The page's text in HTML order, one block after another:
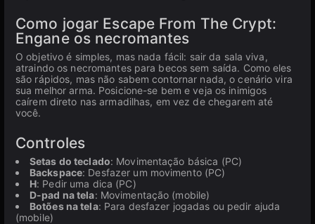
Como jogar Escape From The Crypt:
Engane os necromantes
O objetivo é simples, mas nada fácil: sair da sala viva,
atraindo os necromantes para becos sem saída. Como eles
são rápidos, mas não sabem contornar nada, o cenário vira
sua melhor arma. Posicione-se bem e veja os inimigos
caírem direto nas armadilhas, em vez de chegarem até
você.
Controles
Setas do teclado: Movimentação básica (PC)
Backspace: Desfazer um movimento (PC)
H: Pedir uma dica (PC)
D-pad na tela: Movimentação (mobile)
Botões na tela: Para desfazer jogadas ou pedir ajuda
(mobile)